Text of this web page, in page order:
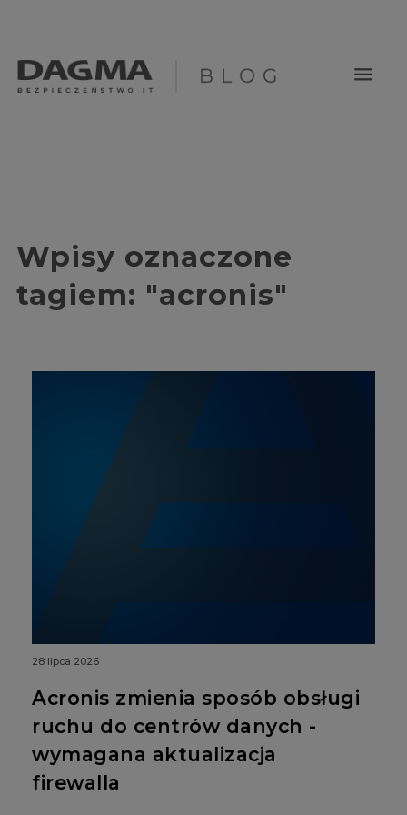
menu
Wpisy oznaczone
tagiem: "acronis"
28 lipca 2026
Acronis zmienia sposób obsługi
ruchu do centrów danych -
wymagana aktualizacja
firewalla